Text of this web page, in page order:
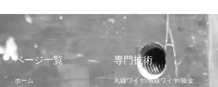
ページ一覧
ホーム
専門技術
丸線ワイヤ/角線ワイヤ/板金